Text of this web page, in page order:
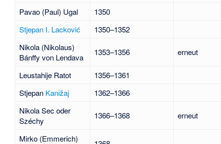
Pavao (Paul) Ugal
1350
Stjepan I. Lacković
1350–1352
Nikola (Nikolaus)
Bánffy von Lendava
1353–1356 erneut
Leustahije Ratot
1356–1361
Stjepan Kanižaj
1362–1366
Nikola Sec oder
Széchy
1366–1368 erneut
Mirko (Emmerich)